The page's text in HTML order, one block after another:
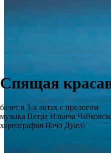
Спящая
балет в 3-х актах с прологом
музыка Петра Ильича
хореография Начо Дуато